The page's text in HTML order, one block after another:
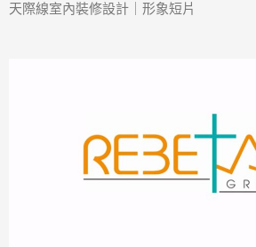
天際線室內裝修設計｜形象短片